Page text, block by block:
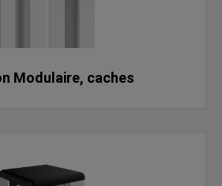
Modulaire, caches